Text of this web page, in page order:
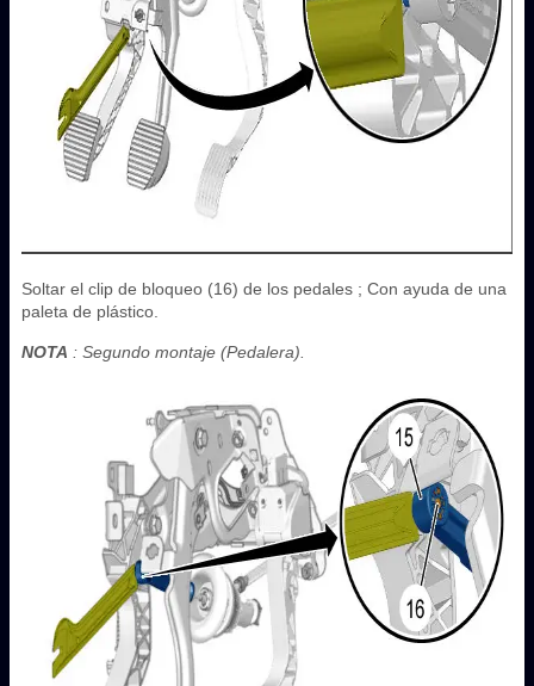
Soltar el clip de bloqueo (16) de los pedales ; Con ayuda de una
paleta de plástico.
NOTA : Segundo montaje (Pedalera).